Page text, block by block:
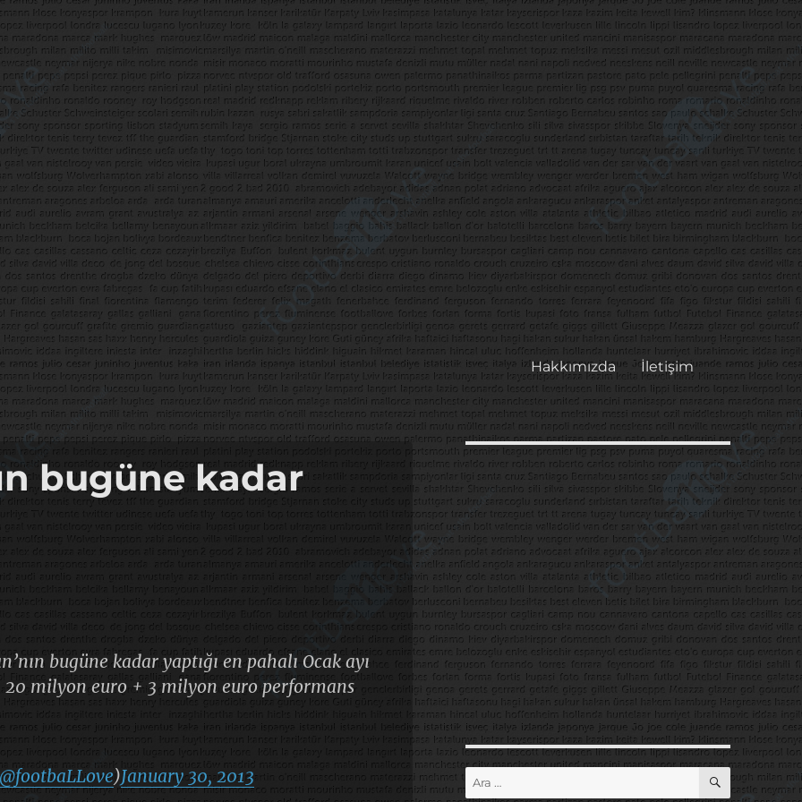
Hakkımızda İletişim
bugüne kadar
bugüne kadar yaptığı en pahalı Ocak ayı
milyon euro + 3 milyon euro performans
)January 30, 2013 Ara: ARA